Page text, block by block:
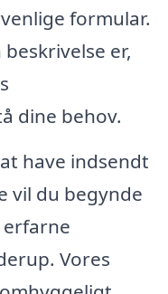
formular.
er,
dine behov.
have indsendt
vil du begynde
Vores